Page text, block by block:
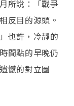
所說：「戰爭
反目的源頭。
也許，冷靜的
間點的早晚仍
憾的對立圖